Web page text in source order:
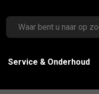
Service & Onderhoud